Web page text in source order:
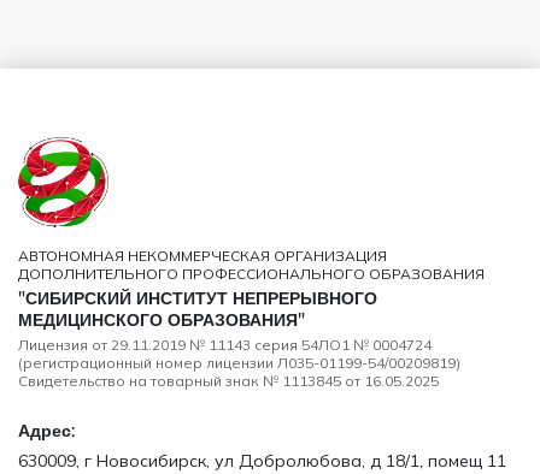
АВТОНОМНАЯ НЕКОММЕРЧЕСКАЯ ОРГАНИЗАЦИЯ
ДОПОЛНИТЕЛЬНОГО ПРОФЕССИОНАЛЬНОГО ОБРАЗОВАНИЯ
"СИБИРСКИЙ ИНСТИТУТ НЕПРЕРЫВНОГО
МЕДИЦИНСКОГО ОБРАЗОВАНИЯ"
Лицензия от 29.11.2019 № 11143 серия 54ЛО1 № 0004724
(регистрационный номер лицензии Л035-01199-54/00209819)
Свидетельство на товарный знак № 1113845 от 16.05.2025
Адрес:
630009, г Новосибирск, ул Добролюбова, д 18/1, помещ 11